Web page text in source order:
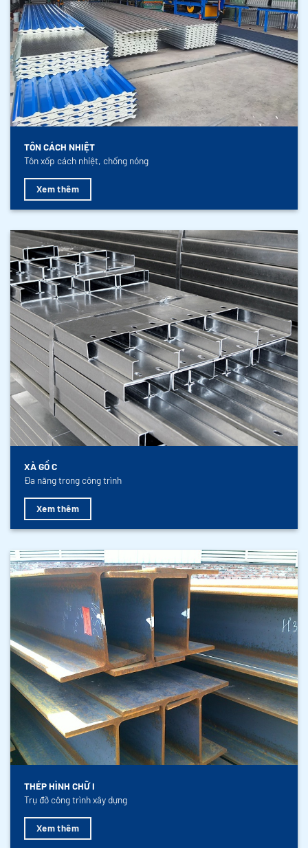
TÔN CÁCH NHIỆT
Tôn xốp cách nhiệt, chống nóng
Xem thêm
XÀ GỒ C
Đa năng trong công trình
Xem thêm
THÉP HÌNH CHỮ I
Trụ đỡ công trình xây dựng
Xem thêm